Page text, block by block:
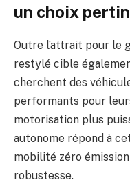
un choix
Outre l’attrait pour le
restylé cible
cherchent des
performants pour
motorisation plus
autonome répond à
mobilité zéro
robustesse.